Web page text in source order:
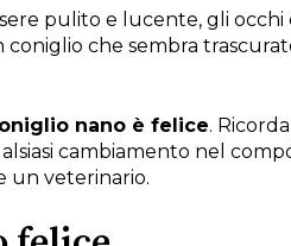
pulito e lucente, gli occhi
che sembra
nano è felice.
cambiamento nel
un veterinario.